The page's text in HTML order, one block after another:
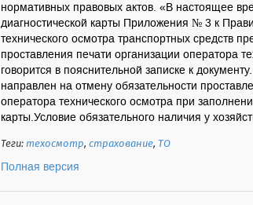
нормативных правовых актов. «В настоящее
диагностической карты Приложения № 3 к
технического осмотра транспортных средств
проставления печати организации оператора
говорится в пояснительной записке к
направлен на отмену обязательности
оператора технического осмотра при
карты.Условие обязательного наличия у
Теги:техосмотр,страхование, ТО
Полная версия